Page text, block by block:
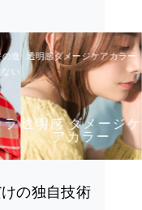
進
い
ラ
透明感ダメージケアカラー
透明感 ダメージケ
アカラー
の独自技術